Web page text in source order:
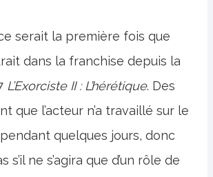
serait la première fois que
dans la franchise depuis la
L’Exorciste II : L’hérétique. Des
que l’acteur n’a travaillé sur le
quelques jours, donc
s’il ne s’agira que d’un rôle de